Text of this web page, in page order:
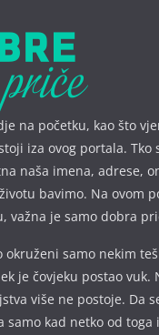
na početku, kao što
iza ovog portala. Tko
naša imena, adrese,
bavimo. Na ovom
važna je samo dobra
okruženi samo nekim
je čovjeku postao vuk.
više ne postoje. Da
kad netko od toga